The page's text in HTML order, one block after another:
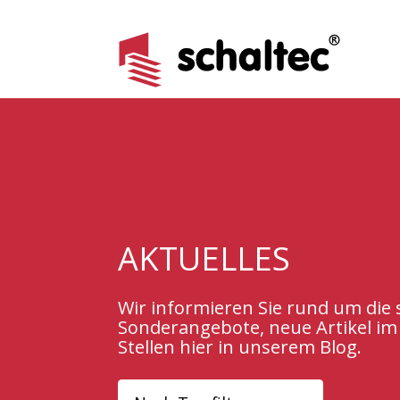
AKTUELLES
Wir informieren Sie rund um die
Sonderangebote, neue Artikel im
Stellen hier in unserem Blog.